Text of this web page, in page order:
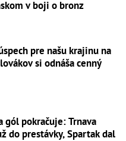
v boji o bronz
pre našu krajinu na
si odnáša cenný
gól pokračuje: Trnava
do prestávky, Spartak dal